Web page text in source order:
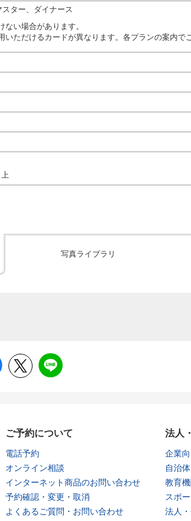
スター、ダイナース
い場合があります。
ただけるカードが異なります。各プランの案内で
写真ライブラリ
ご予約について
電話予約
オンライン相談
インターネット商品のお問い合わせ
予約確認・変更・取消
よくあるご質問・お問い合わせ
法人
企業
自治
教育
スポ
法人